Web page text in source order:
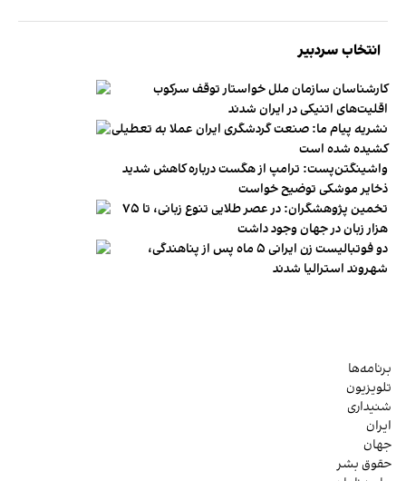
انتخاب سردبیر
کارشناسان سازمان ملل خواستار توقف سرکوب
اقلیت‌های اتنیکی در ایران شدند
نشریه پیام ما: صنعت گردشگری ایران عملا به تعطیلی
کشیده شده است
واشینگتن‌پست: ترامپ از هگست درباره کاهش شدید
ذخایر موشکی توضیح خواست
تخمین پژوهشگران: در عصر طلایی تنوع زبانی، تا ۷۵
هزار زبان در جهان وجود داشت
دو فوتبالیست زن ایرانی ۵ ماه پس از پناهندگی،
شهروند استرالیا شدند
برنامه‌ها
تلویزیون
شنیداری
ایران
جهان
حقوق بشر